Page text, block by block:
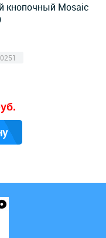
кнопочный Mosaic